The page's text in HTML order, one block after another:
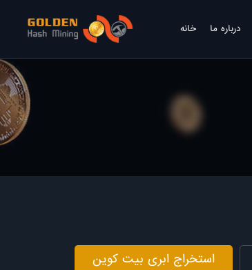
خانه درباره ما
استخراج ابری بیت کوین